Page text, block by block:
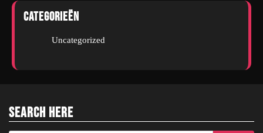
Categorieën
Uncategorized
Search Here